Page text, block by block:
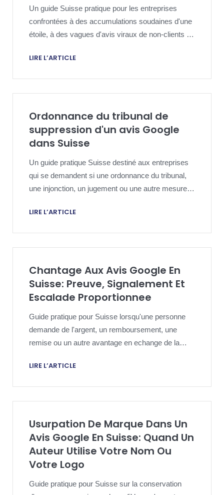
Un guide Suisse pratique pour les entreprises
confrontées à des accumulations soudaines d'une
étoile, à des vagues d'avis viraux de non-clients ou
besoin d'une politique Google disciplinée et d'une
LIRE L’ARTICLE
Ordonnance du tribunal de
suppression d'un avis Google
dans Suisse
Un guide pratique Suisse destiné aux entreprises
qui se demandent si une ordonnance du tribunal,
une injonction, un jugement ou une autre mesure
suffisamment étroite pour permettre la suppression
LIRE L’ARTICLE
Chantage Aux Avis Google En
Suisse: Preuve, Signalement Et
Escalade Proportionnee
Guide pratique pour Suisse lorsqu'une personne
demande de l'argent, un remboursement, une
remise ou un autre avantage en echange de la
multiplication d'avis Google nuisibles.
LIRE L’ARTICLE
Usurpation De Marque Dans Un
Avis Google En Suisse: Quand Un
Auteur Utilise Votre Nom Ou
Votre Logo
Guide pratique pour Suisse sur la conservation